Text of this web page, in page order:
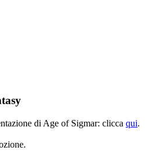
di Age of Sigmar: clicca qui.